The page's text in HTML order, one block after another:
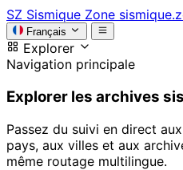
SZ Sismique Zone
Français
Explorer
Navigation principale
Explorer les archives
Passez du suivi en direct
pays, aux villes et aux
même routage multilingue.